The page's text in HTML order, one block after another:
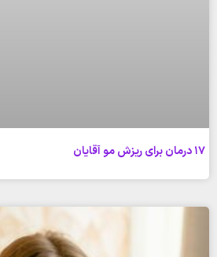
17 درمان برای ریزش مو آقایان